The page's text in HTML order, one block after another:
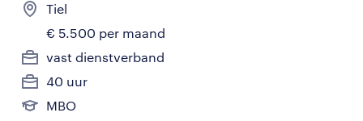
Tiel
€ 5.500 per maand
vast dienstverband
40 uur
MBO